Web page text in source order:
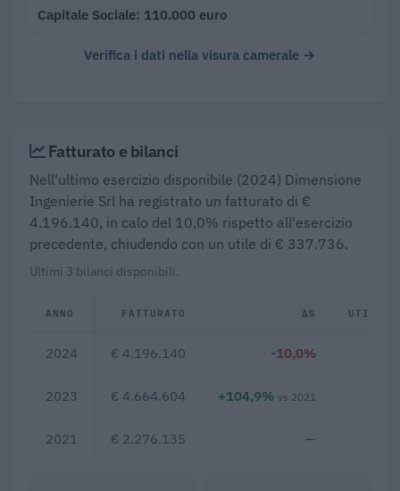
Capitale Sociale 110.000 euro
Verifica i dati nella visura camerale →
Fatturato e bilanci
Nell'ultimo esercizio disponibile (2024) Dimensione
Ingenierie Srl ha registrato un fatturato di €
4.196.140, in calo del 10,0% rispetto all'esercizio
precedente, chiudendo con un utile di € 337.736.
Ultimi 3 bilanci disponibili.
ANNO FATTURATO Δ% UTILE/
2024 € 4.196.140 -10,0%
2023 € 4.664.604 +104,9% vs 2021
2021 € 2.276.135 —